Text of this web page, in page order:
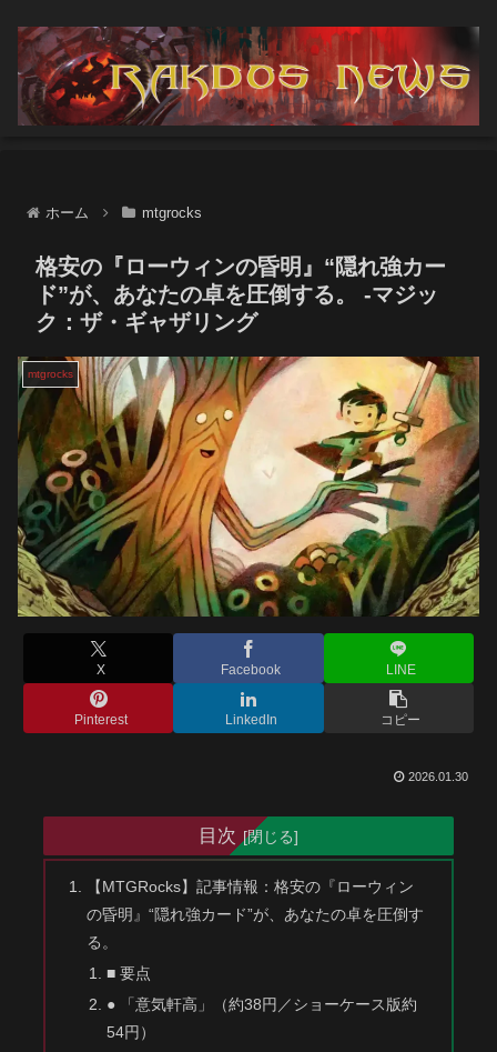
ホーム mtgrocks
格安の『ローウィンの昏明』“隠れ強カー
ド”が、あなたの卓を圧倒する。 -マジッ
ク：ザ・ギャザリング
mtgrocks
X Facebook LINE
Pinterest LinkedIn コピー
2026.01.30
目次
【MTGRocks】記事情報：格安の『ローウィン
の昏明』“隠れ強カード”が、あなたの卓を圧倒す
る。
■ 要点
● 「意気軒高」（約38円／ショーケース版約
54円）